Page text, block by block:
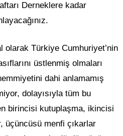
Derneklere kadar
olarak Türkiye Cumhuriyet’nin
üstlenmiş olmaları
dahi anlamamış
dolayısıyla tüm bu
birincisi kutuplaşma, ikincisi
üçüncüsü menfi çıkarlar